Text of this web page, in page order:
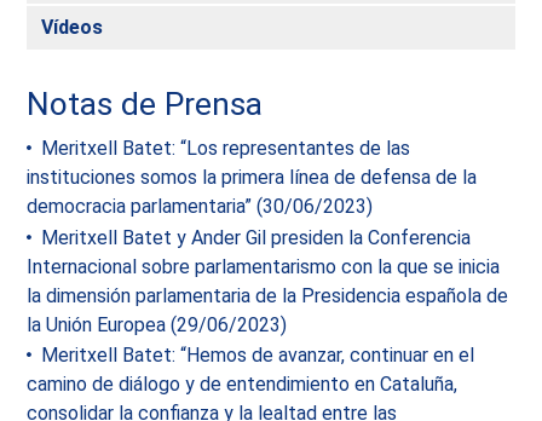
Vídeos
Notas de Prensa
Meritxell Batet: “Los representantes de las
instituciones somos la primera línea de defensa de la
democracia parlamentaria” (30/06/2023)
Meritxell Batet y Ander Gil presiden la Conferencia
Internacional sobre parlamentarismo con la que se inicia
la dimensión parlamentaria de la Presidencia española de
la Unión Europea (29/06/2023)
Meritxell Batet: “Hemos de avanzar, continuar en el
camino de diálogo y de entendimiento en Cataluña,
consolidar la confianza y la lealtad entre las